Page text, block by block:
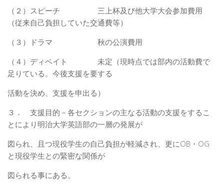
（２）スピーチ 三上杯及び他大学大会参加費用
（従来自己負担していた交通費等）
（３）ドラマ 秋の公演費用
（４）ディベイト 未定（現時点では部内の活動費で
足りている。今後支援を要する
活動を決め、支援を申出る）
３． 支援目的－各セクションの主なる活動の支援をするこ
とにより明治大学英語部の一層の発展が
図られ、且つ現役学生の自己負担が軽減され、更にOB・OG
と現役学生との緊密な関係が
図られる事にある。